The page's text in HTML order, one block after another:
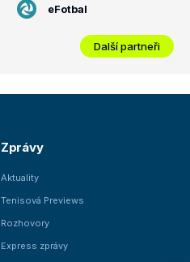
eFotbal
Další partneři
Zprávy
Aktuality
Tenisová Previews
Rozhovory
Express zprávy